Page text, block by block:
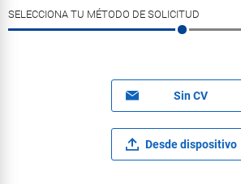
SELECCIONA TU MÉTODO DE SOLICITUD
Sin CV
Desde dispositivo